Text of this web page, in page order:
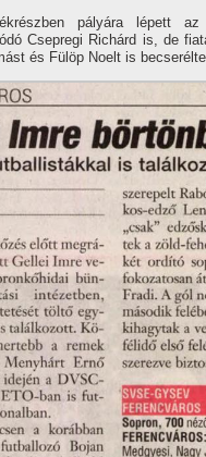
pályára lépett az
Csepregi Richárd is, de
és Fülöp Noelt is